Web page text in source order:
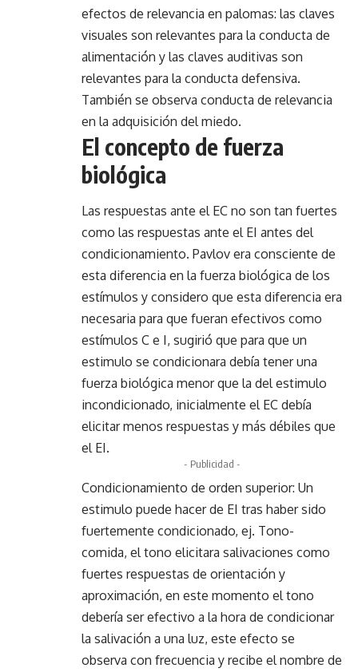
efectos de relevancia en palomas: las claves
visuales son relevantes para la conducta de
alimentación y las claves auditivas son
relevantes para la conducta defensiva.
También se observa conducta de relevancia
en la adquisición del miedo.
El concepto de fuerza
biológica
Las respuestas ante el EC no son tan fuertes
como las respuestas ante el EI antes del
condicionamiento. Pavlov era consciente de
esta diferencia en la fuerza biológica de los
estímulos y considero que esta diferencia era
necesaria para que fueran efectivos como
estímulos C e I, sugirió que para que un
estimulo se condicionara debía tener una
fuerza biológica menor que la del estimulo
incondicionado, inicialmente el EC debía
elicitar menos respuestas y más débiles que
el EI.
- Publicidad -
Condicionamiento de orden superior: Un
estimulo puede hacer de EI tras haber sido
fuertemente condicionado, ej. Tono-
comida, el tono elicitara salivaciones como
fuertes respuestas de orientación y
aproximación, en este momento el tono
debería ser efectivo a la hora de condicionar
la salivación a una luz, este efecto se
observa con frecuencia y recibe el nombre de